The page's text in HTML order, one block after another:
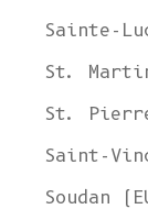
Sainte-
St.
St.
Saint-
Soudan